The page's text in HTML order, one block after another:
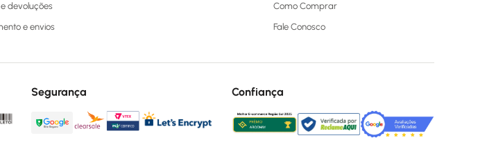
devoluções
e envios
Como Comprar
Fale Conosco
Segurança Confiança